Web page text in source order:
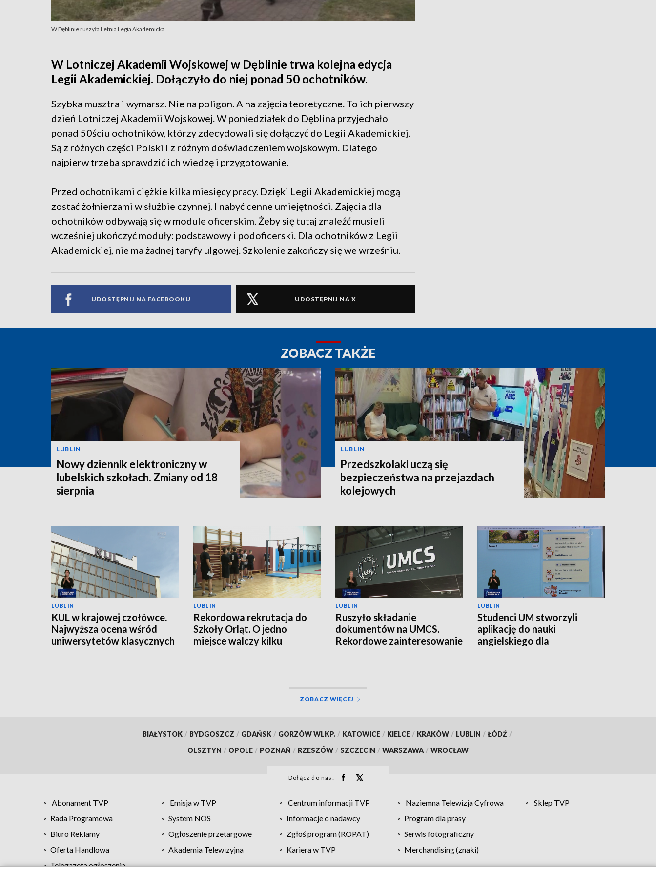
W Dęblinie ruszyła Letnia Legia Akademicka
W Lotniczej Akademii Wojskowej w Dęblinie trwa kolejna edycja
Legii Akademickiej. Dołączyło do niej ponad 50 ochotników.
Szybka musztra i wymarsz. Nie na poligon. A na zajęcia teoretyczne. To ich pierwszy
dzień Lotniczej Akademii Wojskowej. W poniedziałek do Dęblina przyjechało
ponad 50ściu ochotników, którzy zdecydowali się dołączyć do Legii Akademickiej.
Są z różnych części Polski i z różnym doświadczeniem wojskowym. Dlatego
najpierw trzeba sprawdzić ich wiedzę i przygotowanie.
Przed ochotnikami ciężkie kilka miesięcy pracy. Dzięki Legii Akademickiej mogą
zostać żołnierzami w służbie czynnej. I nabyć cenne umiejętności. Zajęcia dla
ochotników odbywają się w module oficerskim. Żeby się tutaj znaleźć musieli
wcześniej ukończyć moduły: podstawowy i podoficerski. Dla ochotników z Legii
Akademickiej, nie ma żadnej taryfy ulgowej. Szkolenie zakończy się we wrześniu.
UDOSTĘPNIJ NA FACEBOOKU UDOSTĘPNIJ NA X
ZOBACZ TAKŻE
LUBLIN
Nowy dziennik elektroniczny w
lubelskich szkołach. Zmiany od 18
sierpnia
LUBLIN
Przedszkolaki uczą się
bezpieczeństwa na przejazdach
kolejowych
LUBLIN
KUL w krajowej czołówce.
Najwyższa ocena wśród
uniwersytetów klasycznych
LUBLIN
Rekordowa rekrutacja do
Szkoły Orląt. O jedno
miejsce walczy kilku
LUBLIN
Ruszyło składanie
dokumentów na UMCS.
Rekordowe zainteresowanie
LUBLIN
Studenci UM stworzyli
aplikację do nauki
angielskiego dla
ZOBACZ WIĘCEJ
BIAŁYSTOK / BYDGOSZCZ / GDAŃSK / GORZÓW WLKP. / KATOWICE / KIELCE / KRAKÓW / LUBLIN / ŁÓDŹ /
OLSZTYN / OPOLE / POZNAŃ / RZESZÓW / SZCZECIN / WARSZAWA / WROCŁAW
Dołącz do nas:
Abonament TVP Emisja w TVP Centrum informacji TVP Naziemna Telewizja Cyfrowa
Sklep TVP
Rada Programowa
System NOS Informacje o nadawcy
Program dla prasy
Biuro Reklamy
Ogłoszenie przetargowe Zgłoś program (ROPAT)
Serwis fotograficzny
Oferta Handlowa
Akademia Telewizyjna Kariera w TVP
Merchandising (znaki)
Telegazeta ogłoszenia